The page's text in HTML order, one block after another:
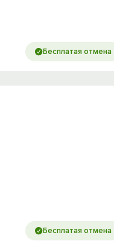
Бесплатая отмена
Бесплатая отмена